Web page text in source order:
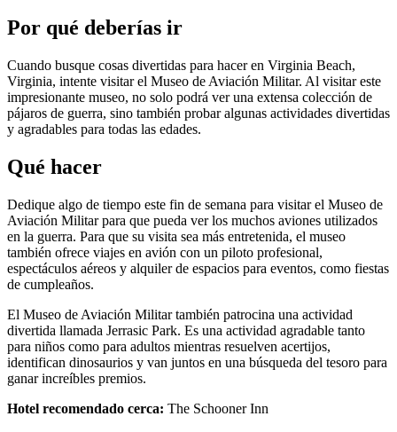
Por qué deberías ir
Cuando busque cosas divertidas para hacer en Virginia Beach,
Virginia, intente visitar el Museo de Aviación Militar. Al visitar este
impresionante museo, no solo podrá ver una extensa colección de
pájaros de guerra, sino también probar algunas actividades divertidas
y agradables para todas las edades.
Qué hacer
Dedique algo de tiempo este fin de semana para visitar el Museo de
Aviación Militar para que pueda ver los muchos aviones utilizados
en la guerra. Para que su visita sea más entretenida, el museo
también ofrece viajes en avión con un piloto profesional,
espectáculos aéreos y alquiler de espacios para eventos, como fiestas
de cumpleaños.
El Museo de Aviación Militar también patrocina una actividad
divertida llamada Jerrasic Park. Es una actividad agradable tanto
para niños como para adultos mientras resuelven acertijos,
identifican dinosaurios y van juntos en una búsqueda del tesoro para
ganar increíbles premios.
Hotel recomendado cerca: The Schooner Inn